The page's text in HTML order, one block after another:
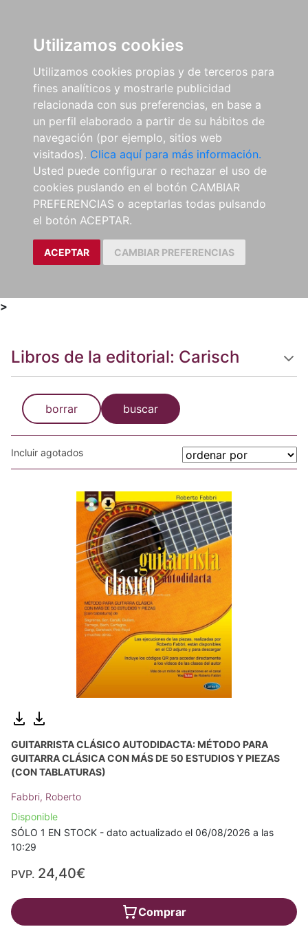
Utilizamos cookies
Utilizamos cookies propias y de terceros para
fines analíticos y mostrarle publicidad
relacionada con sus preferencias, en base a
un perfil elaborado a partir de su hábitos de
navegación (por ejemplo, sitios web
visitados). Clica aquí para más información.
Usted puede configurar o rechazar el uso de
cookies puslando en el botón CAMBIAR
PREFERENCIAS o aceptarlas todas pulsando
el botón ACEPTAR.
ACEPTAR CAMBIAR PREFERENCIAS
>
Libros de la editorial: Carisch
borrar buscar
Incluir agotados
GUITARRISTA CLÁSICO AUTODIDACTA: MÉTODO PARA
GUITARRA CLÁSICA CON MÁS DE 50 ESTUDIOS Y PIEZAS
(CON TABLATURAS)
Fabbri, Roberto
Disponible
SÓLO 1 EN STOCK - dato actualizado el 06/08/2026 a las
10:29
PVP. 24,40€
Comprar